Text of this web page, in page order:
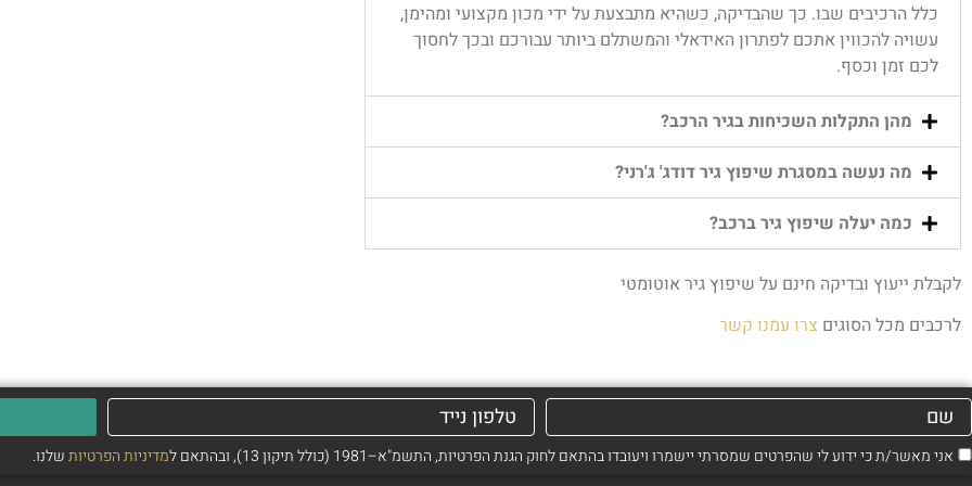
כלל הרכיבים שבו. כך שהבדיקה, כשהיא מתבצעת על ידי מכון מקצועי ומהימן,
עשויה להכווין אתכם לפתרון האידאלי והמשתלם ביותר עבורכם ובכך לחסוך
לכם זמן וכסף.
מהן התקלות השכיחות בגיר הרכב?
מה נעשה במסגרת שיפוץ גיר דודג' ג'רני?
כמה יעלה שיפוץ גיר ברכב?
לקבלת ייעוץ ובדיקה חינם על שיפוץ גיר אוטומטי
לרכבים מכל הסוגים צרו עמנו קשר
אני מאשר/ת כי ידוע לי שהפרטים שמסרתי יישמרו ויעובדו בהתאם לחוק הגנת הפרטיות, התשמ"א–1981 (כולל תיקון 13), ובהתאם ל מדיניות הפרטיותשלנו.